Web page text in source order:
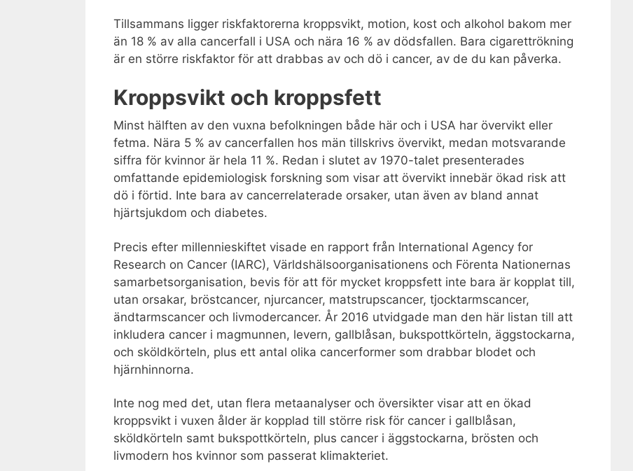
Tillsammans ligger riskfaktorerna kroppsvikt, motion, kost och alkohol bakom mer
än 18 % av alla cancerfall i USA och nära 16 % av dödsfallen. Bara cigarettrökning
är en större riskfaktor för att drabbas av och dö i cancer, av de du kan påverka.
Kroppsvikt och kroppsfett
Minst hälften av den vuxna befolkningen både här och i USA har övervikt eller
fetma. Nära 5 % av cancerfallen hos män tillskrivs övervikt, medan motsvarande
siffra för kvinnor är hela 11 %. Redan i slutet av 1970-talet presenterades
omfattande epidemiologisk forskning som visar att övervikt innebär ökad risk att
dö i förtid. Inte bara av cancerrelaterade orsaker, utan även av bland annat
hjärtsjukdom och diabetes.
Precis efter millennieskiftet visade en rapport från International Agency for
Research on Cancer (IARC), Världshälsoorganisationens och Förenta Nationernas
samarbetsorganisation, bevis för att för mycket kroppsfett inte bara är kopplat till,
utan orsakar, bröstcancer, njurcancer, matstrupscancer, tjocktarmscancer,
ändtarmscancer och livmodercancer. År 2016 utvidgade man den här listan till att
inkludera cancer i magmunnen, levern, gallblåsan, bukspottkörteln, äggstockarna,
och sköldkörteln, plus ett antal olika cancerformer som drabbar blodet och
hjärnhinnorna.
Inte nog med det, utan flera metaanalyser och översikter visar att en ökad
kroppsvikt i vuxen ålder är kopplad till större risk för cancer i gallblåsan,
sköldkörteln samt bukspottkörteln, plus cancer i äggstockarna, brösten och
livmodern hos kvinnor som passerat klimakteriet.